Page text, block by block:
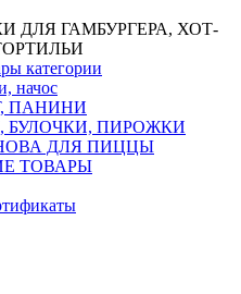
ДЛЯ ГАМБУРГЕРА, ХОТ-
категории
начос
ПАНИНИ
БУЛОЧКИ, ПИРОЖКИ
ДЛЯ ПИЦЦЫ
ТОВАРЫ